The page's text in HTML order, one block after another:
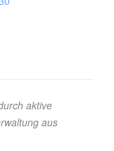
aktive
aus